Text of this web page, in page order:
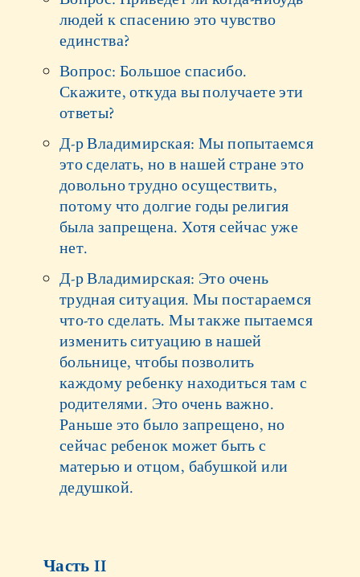
людей к спасению это чувство
единства?
Вопрос: Большое спасибо.
Скажите, откуда вы получаете эти
ответы?
Д-р Владимирская: Мы попытаемся
это сделать, но в нашей стране это
довольно трудно осуществить,
потому что долгие годы религия
была запрещена. Хотя сейчас уже
нет.
Д-р Владимирская: Это очень
трудная ситуация. Мы постараемся
что-то сделать. Мы также пытаемся
изменить ситуацию в нашей
больнице, чтобы позволить
каждому ребенку находиться там с
родителями. Это очень важно.
Раньше это было запрещено, но
сейчас ребенок может быть с
матерью и отцом, бабушкой или
дедушкой.
Часть II